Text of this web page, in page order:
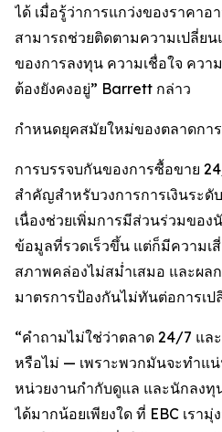
ได้ เมื่อรู้ว่าการแกว่งของราคาอ
สามารถช่วยติดตามความเปลี่ย
ของการลงทุน ความเชื่อใจ คว
ต้องยังคงอยู่” Barrett กล่าว
กำหนดยุคสมัยใหม่ของตลาดการ
การบรรจบกันของการซื้อขาย
สำคัญสำหรับวงการการเงินระดั
เนื่องช่วยเพิ่มการมีส่วนร่วมขอ
ข้อมูลที่รวดเร็วขึ้น แต่ก็มีความเ
สภาพคล่องไม่สม่ำเสมอ และผล
มาตรการป้องกันไม่ทันต่อการเป
“คำถามไม่ใช่ว่าตลาด 24/7 แล
หรือไม่ — เพราะพวกมันจะทำแ
หน่วยงานกำกับดูแล และนักลงทุ
ได้มากน้อยเพียงใด ที่ EBC เรา